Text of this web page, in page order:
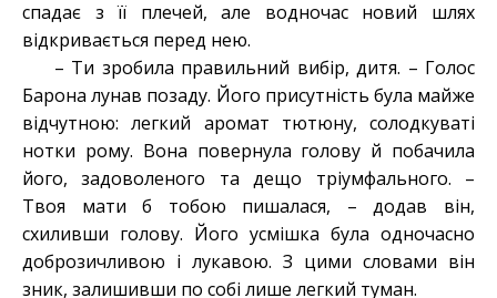
спадає з її плечей, але водночас новий шлях
відкривається перед нею.
– Ти зробила правильний вибір, дитя. – Голос
Барона лунав позаду. Його присутність була майже
відчутною: легкий аромат тютюну, солодкуваті
нотки рому. Вона повернула голову й побачила
його, задоволеного та дещо тріумфального. –
Твоя мати б тобою пишалася, – додав він,
схиливши голову. Його усмішка була одночасно
доброзичливою і лукавою. З цими словами він
зник, залишивши по собі лише легкий туман.